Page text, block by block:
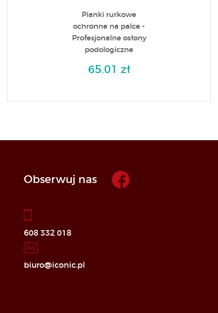
Pianki rurkowe
ochronne na palce -
Profesjonalne osłony
podologiczne
65.01 zł
Obserwuj nas
608 332 018
biuro@iconic.pl